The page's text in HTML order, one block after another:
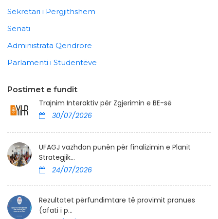
Sekretari i Përgjithshëm
Senati
Administrata Qendrore
Parlamenti i Studentëve
Postimet e fundit
Trajnim Interaktiv për Zgjerimin e BE-së
30/07/2026
UFAGJ vazhdon punën për finalizimin e Planit
Strategjik...
24/07/2026
Rezultatet përfundimtare të provimit pranues
(afati i p...